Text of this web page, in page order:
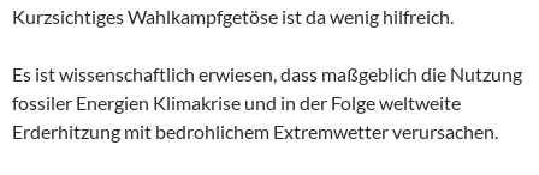
Kurzsichtiges Wahlkampfgetöse ist da wenig hilfreich.
Es ist wissenschaftlich erwiesen, dass maßgeblich die Nutzung
fossiler Energien Klimakrise und in der Folge weltweite
Erderhitzung mit bedrohlichem Extremwetter verursachen.